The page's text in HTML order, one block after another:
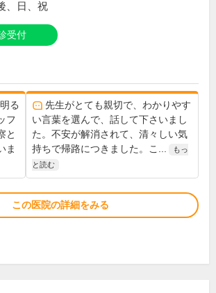
、日、祝
受付
る
フ
と
ま
先生がとても親切で、わかりやす
い言葉を選んで、話して下さいまし
た。不安が解消されて、清々しい気
持ちで帰路につきました。こ...
もっ
と読む
この医院の詳細をみる